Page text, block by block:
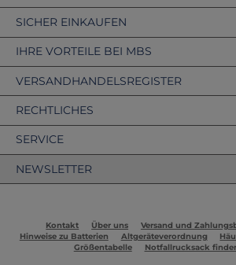
VERSANDHANDELSREGISTER
SICHER EINKAUFEN
IHRE VORTEILE BEI MBS
RECHTLICHES
SERVICE
NEWSLETTER
Kontakt Über uns
Versand und
Hinweise zu Batterien
Altgeräteverordnung
Größentabelle
Notfallrucksack